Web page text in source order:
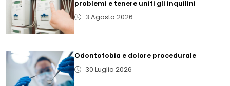
problemi e tenere uniti gli inquilini
3 Agosto 2026
Odontofobia e dolore procedurale
30 Luglio 2026